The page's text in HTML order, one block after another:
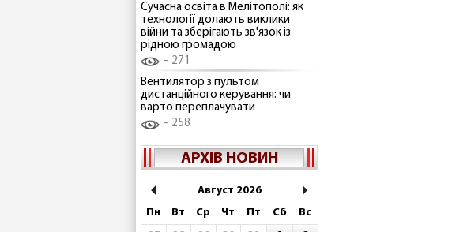
Сучасна освіта в Мелітополі: як
технології долають виклики
війни та зберігають зв'язок із
рідною громадою
271
Вентилятор з пультом
дистанційного керування: чи
варто переплачувати
258
АРХІВ НОВИН
Август 2026
Пн
Вт Ср Чт Пт Сб
Вс